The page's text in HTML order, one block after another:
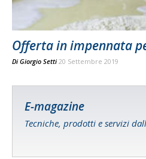
Offerta in impennata
Di Giorgio Setti 20 Settembre 2019
E-magazine
Tecniche, prodotti e servizi